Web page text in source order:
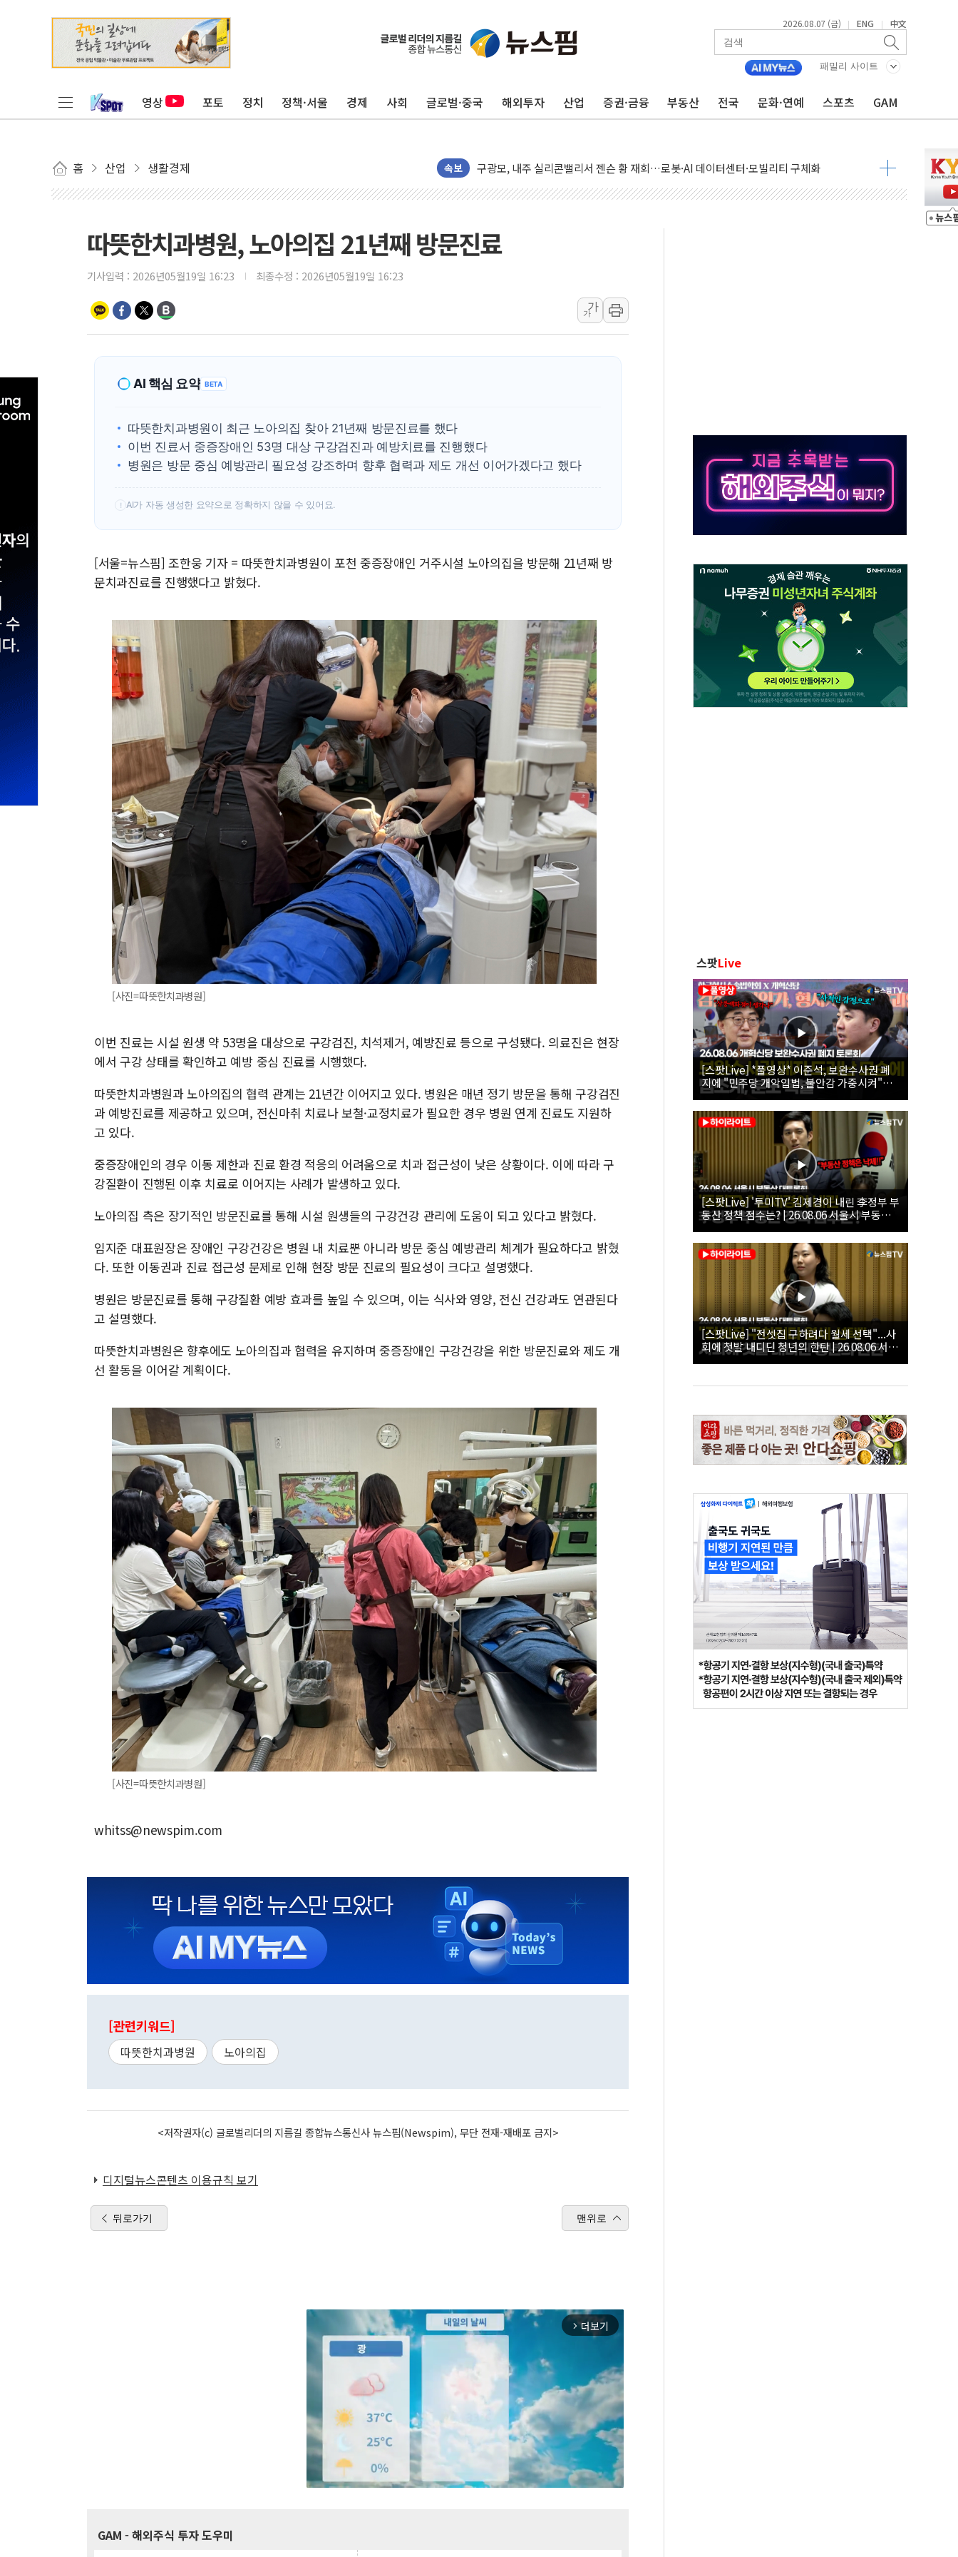
2026.08.07 (금) | ENG | 中文
패밀리 사이트
영상 포토 정치 정책·서울 경제 사회 글로벌·중국 해외투자 산업 증권·금융 부동산 전국 문화·연예 스포츠 GAM
홈 산업 생활경제 속보
유럽증시, 견조한 실적 소화하며 대부분 상승… "2분기 기업 순이익 21% 증가" 전망
리투아니아 국방 "러, 우크라 드론으로 나토 회원국 공격 검토… 거짓 깃발 작전"
뉴욕증시 개장 전 특징주...모더나·아이온큐·도어대시↑ VS 샌디스크·피그마·앱러빈↓
김정관 장관 "영업이익 N% 성과급 반대…상법·자본시장법 개정 논의"
청와대, 북한 단거리 탄도미사일 발사에 긴급 안보 점검회의
금값 7주 만에 최고…美 고용 둔화·호르무즈 재개방 기대에 강세
러, 1인칭시점 드론으로 우크라 민간인 '사파리' 공격… 시민들 공포감 극대화 전략
[베트남 증시] 지수 하락 속 'DGC' 임시 주총 기대감에 홀로 상한가…마진 잔액은 사상 최고
'월가의 황제' 다이먼 "금융시장 레버리지 위험수위…숨은 차입이 더 큰 변수"
양주 섬유염색공장서 화재 1명 중상…대응 1단계 진압 중
우크라 드론 전술, 중남미 콜롬비아에 새 안보 위기… 반군·마약카르텔이 습득해 전투 활용
동해해경, 독도 해상서 부유물 감긴 어선 구조
주한미군 "오산기지 누출, 백린 아닌 무해한 표면 부식 물질"
구미 폐염산처리업체서 불 2시간30여분만에 진화...외국인 노동자 숨져
따뜻한치과병원, 노아의집 21년째 방문진료
기사입력 : 2026년05월19일 16:23 최종수정 : 2026년05월19일 16:23
가
가
AI 핵심 요약 BETA
따뜻한치과병원이 최근 노아의집 찾아 21년째 방문진료를 했다
이번 진료서 중증장애인 53명 대상 구강검진과 예방치료를 진행했다
병원은 방문 중심 예방관리 필요성 강조하며 향후 협력과 제도 개선 이어가겠다고 했다
! AI가 자동 생성한 요약으로 정확하지 않을 수 있어요.
[서울=뉴스핌] 조한웅 기자 = 따뜻한치과병원이 포천 중증장애인 거주시설 노아의집을 방문해 21년째 방
문치과진료를 진행했다고 밝혔다.
[사진=따뜻한치과병원]
이번 진료는 시설 원생 약 53명을 대상으로 구강검진, 치석제거, 예방진료 등으로 구성됐다. 의료진은 현장
에서 구강 상태를 확인하고 예방 중심 진료를 시행했다.
따뜻한치과병원과 노아의집의 협력 관계는 21년간 이어지고 있다. 병원은 매년 정기 방문을 통해 구강검진
과 예방진료를 제공하고 있으며, 전신마취 치료나 보철·교정치료가 필요한 경우 병원 연계 진료도 지원하
고 있다.
중증장애인의 경우 이동 제한과 진료 환경 적응의 어려움으로 치과 접근성이 낮은 상황이다. 이에 따라 구
강질환이 진행된 이후 치료로 이어지는 사례가 발생하고 있다.
노아의집 측은 장기적인 방문진료를 통해 시설 원생들의 구강건강 관리에 도움이 되고 있다고 밝혔다.
임지준 대표원장은 장애인 구강건강은 병원 내 치료뿐 아니라 방문 중심 예방관리 체계가 필요하다고 밝혔
다. 또한 이동권과 진료 접근성 문제로 인해 현장 방문 진료의 필요성이 크다고 설명했다.
병원은 방문진료를 통해 구강질환 예방 효과를 높일 수 있으며, 이는 식사와 영양, 전신 건강과도 연관된다
고 설명했다.
따뜻한치과병원은 향후에도 노아의집과 협력을 유지하며 중증장애인 구강건강을 위한 방문진료와 제도 개
선 활동을 이어갈 계획이다.
[사진=따뜻한치과병원]
whitss@newspim.com
[관련키워드]
따뜻한치과병원 노아의집
<저작권자(c) 글로벌리더의 지름길 종합뉴스통신사 뉴스핌(Newspim), 무단 전재-재배포 금지>
디지털뉴스콘텐츠 이용규칙 보기
뒤로가기 맨위로
arrow_forward_ios 더보기
GAM - 해외주식 투자 도우미
스팟Live
[스팟Live] *풀영상* 이준석, 보완수사권 폐
지에 "민주당 개악입법, 불안감 가중시켜"｜
26.08.06 개혁신당 보완수사권 폐지 토론회
[스팟Live] '투미TV' 김제경이 내린 李정부 부
동산 정책 점수는? | 26.08.06 서울시 부동산
대토론회
[스팟Live] "전셋집 구하려다 월세 선택"...사
회에 첫발 내디딘 청년의 한탄 | 26.08.06 서울
시 부동산 대토론회